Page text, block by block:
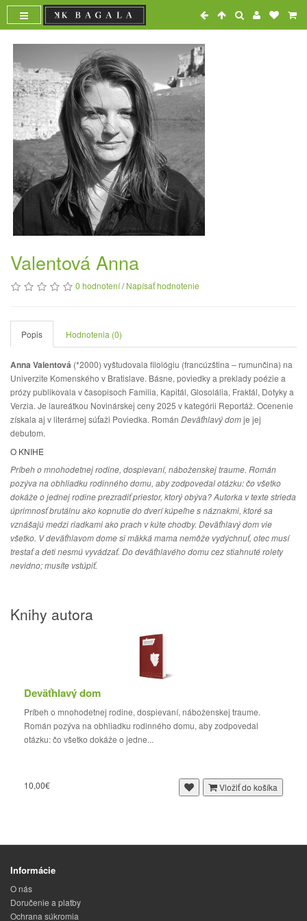
Valentová Anna
0 hodnotení/Napísať hodnotenie
Popis Hodnotenia (0)
Anna Valentová (*2000) vyštudovala filológiu (francúzština – rumunčina) na
Univerzite Komenského v Bratislave. Básne, poviedky a preklady poézie a
prózy publikovala v časopisoch Familia, Kapitál, Glosolália, Fraktál, Dotyky a
Verzia. Je laureátkou Novinárskej ceny 2025 v kategórii Reportáž. Ocenenie
získala aj v literárnej súťaži Poviedka. Román Deväťhlavý domje jej
debutom.
O KNIHE
Príbeh o mnohodetnej rodine, dospievaní, náboženskej traume. Román
pozýva na obhliadku rodinného domu, aby zodpovedal otázku: čo všetko
dokáže o jednej rodine prezradiť priestor, ktorý obýva? Autorka v texte strieda
úprimnosť brutálnu ako kopnutie do dverí kúpeľne s náznakmi, ktoré sa
vznášajú medzi riadkami ako prach v kúte chodby. Deväťhlavý dom vie
všetko. V deväťhlavom dome si mäkká mama nemôže vydýchnuť, otec musí
trestať a deti nesmú vyvádzať. Do deväťhlavého domu cez stiahnuté rolety
nevidno; musíte vstúpiť.
Knihy autora
Deväťhlavý dom
Príbeh o mnohodetnej rodine, dospievaní, náboženskej traume.
Román pozýva na obhliadku rodinného domu, aby zodpovedal
otázku: čo všetko dokáže o jedne...
10,00€ Vložiť do košíka
Informácie
O nás
Doručenie a platby
Ochrana súkromia